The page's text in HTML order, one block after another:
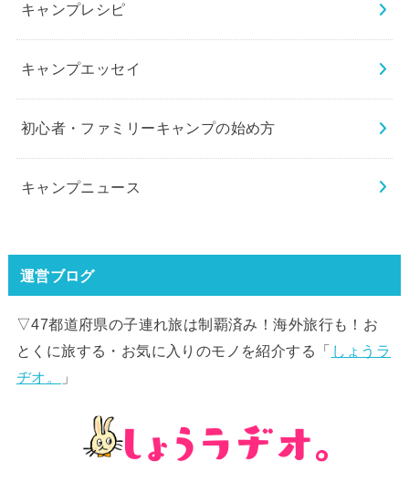
キャンプレシピ
キャンプエッセイ
初心者・ファミリーキャンプの始め方
キャンプニュース
運営ブログ
▽47都道府県の子連れ旅は制覇済み！海外旅行も！お
とくに旅する・お気に入りのモノを紹介する「 しょうラ
ヂオ。
」